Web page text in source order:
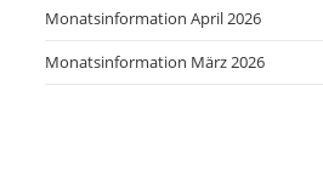
Monatsinformation April 2026
Monatsinformation März 2026